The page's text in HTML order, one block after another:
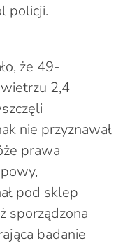
policji.
że 49-
2,4
nie przyznawał
prawa
pod sklep
sporządzona
badanie